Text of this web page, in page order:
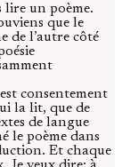
lire un poème.
que le
de l’autre côté
consentement
la lit, que de
de langue
le poème dans
Et chaque